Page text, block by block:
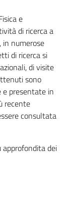
e
di ricerca a
numerose
di ricerca si
di visite
sono
presentate in
recente
consultata
approfondita dei